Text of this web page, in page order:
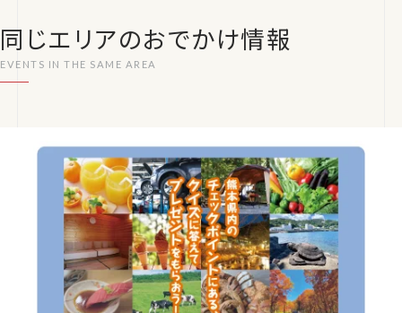
同じエリアのおでかけ情報